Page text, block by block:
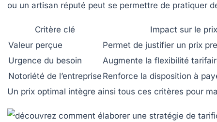
ou un artisan réputé peut se permettre de pratiquer
Critère clé
Impact sur le
Valeur perçue
Permet de justifier un prix
Urgence du besoin
Augmente la flexibilité
Notoriété de l’entreprise Renforce la disposition à
Un prix optimal intègre ainsi tous ces critères pour